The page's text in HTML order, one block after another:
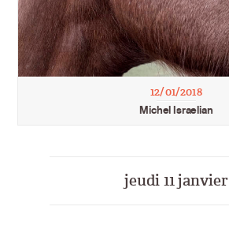
12/01/2018
Michel Israelian
jeudi 11 janvier